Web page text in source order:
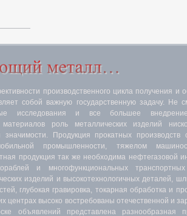
производственного цикла получения и
собой важную государственную задачу. Не
исследования и все большее
материалов роль металлических изделий
значимости. Продукция прокатных производств
промышленности, тяжелом
продукция так же необходима нефтегазовой
и многофункциональных транспортных
изделий и высокотехнологичных деталей,
глубокая гравировка, токарная обработка и
центрах высоко востребованы отечественной и
объявлений представлена разнообразная